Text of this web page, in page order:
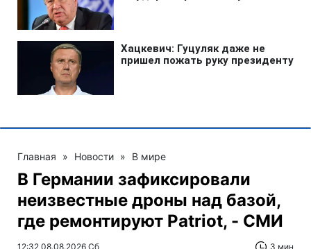
Главная » Новости » В мире
В Германии зафиксировали
неизвестные дроны над базой,
где ремонтируют Patriot, - СМИ
12:32 08.08.2026 Сб 3 мин